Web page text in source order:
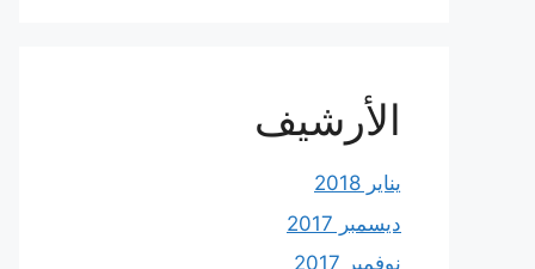
الأرشيف
يناير 2018
ديسمبر 2017
نوفمبر 2017